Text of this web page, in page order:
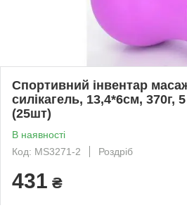
Спортивний інвентар
силікагель, 13,4*6см, 370г,
(25шт)
В наявності
Код: MS3271-2
Роздріб
431 ₴